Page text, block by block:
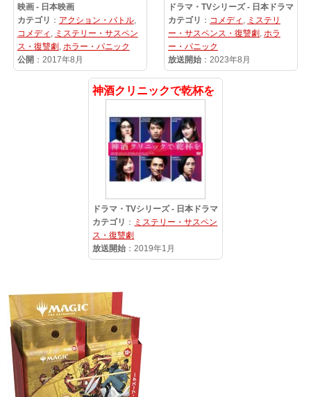
映画 - 日本映画
カテゴリ ： アクション・バトル,
コメディ , ミステリー・サスペン
ス・復讐劇 , ホラー・パニック
公開 ：2017年8月
ドラマ・TVシリーズ - 日本ドラマ
カテゴリ ： コメディ , ミステリ
ー・サスペンス・復讐劇 , ホラ
ー・パニック
放送開始：2023年8月
神酒クリニックで乾杯を
ドラマ・TVシリーズ - 日本ドラマ
カテゴリ ： ミステリー・サスペン
ス・復讐劇
放送開始 ：2019年1月